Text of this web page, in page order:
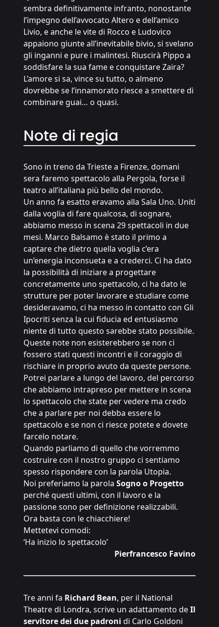
sembra definitivamente infranto, nonostante
l’impegno dell’avvocato Altero e dell’amico
Livio, e anche le vite di Rocco e Ludovico
appaiono giunte all’inevitabile bivio, si svelano
gli inganni e pure i malintesi. Riuscirà Pippo a
soddisfare la sua fame e conquistare Zaira?
L’amore si sa, vince su tutto, o almeno
dovrebbe se l’innamorato riesce a smettere di
combinare guai… o quasi.
Note di regia
Sono in treno da Trieste a Firenze, domani
sera faremo spettacolo alla Pergola, forse il
teatro all’italiana più bello del mondo.
Un anno fa esatto eravamo alla Sala Uno. Uniti
dalla voglia di fare qualcosa, di sognare,
abbiamo messo in scena 29 spettacoli in due
mesi. Marco Balsamo è stato il primo a
captare che dietro quella voglia c’era
un’energia inconsueta e a crederci. Ci ha dato
la possibilità di iniziare a progettare
concretamente uno spettacolo, ci ha dato le
strutture per poter lavorare e studiare come
desideravamo, ci ha messo in contatto con Gli
Ipocriti senza la cui fiducia ed entusiasmo
niente di tutto questo sarebbe stato possibile.
Queste note non esisterebbero se non ci
fossero stati questi incontri e il coraggio di
rischiare in proprio avuto da queste persone.
Potrei parlare a lungo del lavoro, del percorso
che abbiamo intrapreso per mettere in scena
lo spettacolo che state per vedere ma credo
che a parlare per noi debba essere lo
spettacolo e se non ci riesce potete e dovete
farcelo notare.
Quando parliamo di quello che vorremmo
costruire con il nostro gruppo ci sentiamo
spesso rispondere con la parola Utopia.
Noi preferiamo la parola Sogno o Progetto
perché questi ultimi, con il lavoro e la
passione sono per definizione realizzabili.
Ora basta con le chiacchiere!
Mettetevi comodi:
‘Ha inizio lo spettacolo’
Pierfrancesco Favino
Tre anni fa Richard Bean, per il National
Theatre di Londra, scrive un adattamento deIl
servitore dei due padroni di Carlo Goldoni